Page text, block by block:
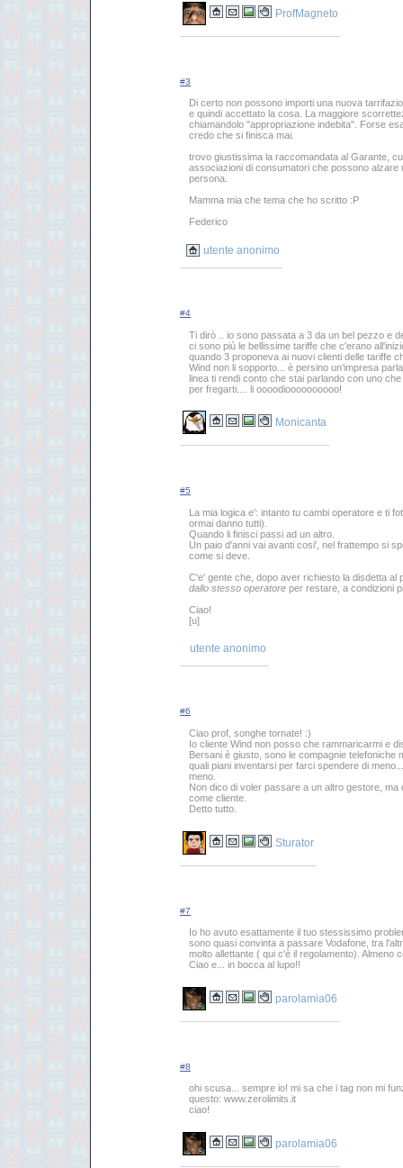
ProfMagneto
#3
Di certo non possono importi una nuova
e quindi accettato la cosa. La maggiore
chiamandolo "appropriazione indebita". Forse
credo che si finisca mai.
trovo giustissima la raccomandata al Garante,
associazioni di consumatori che possono alzare
persona.
Mamma mia che tema che ho scritto :P
Federico
utente anonimo
#4
Ti dirò .. io sono passata a 3 da un bel pezzo e
ci sono più le bellissime tariffe che c'erano
quando 3 proponeva ai nuovi clienti delle tariffe
Wind non li sopporto... è persino un'impresa
linea ti rendi conto che stai parlando con uno
per fregarti.... li oooodioooooooooo!
Monicanta
#5
La mia logica e': intanto tu cambi operatore e ti
ormai danno tutti).
Quando li finisci passi ad un altro.
Un paio d'anni vai avanti cosi', nel frattempo si
come si deve.
C'e' gente che, dopo aver richiesto la disdetta al
dallo stesso operatore per restare, a condizioni
Ciao!
[u]
utente anonimo
#6
Ciao prof, songhe tornate! :)
Io cliente Wind non posso che rammaricarmi e
Bersani è giusto, sono le compagnie telefoniche
quali piani inventarsi per farci spendere di
meno.
Non dico di voler passare a un altro gestore,
come cliente.
Detto tutto.
Sturator
#7
Io ho avuto esattamente il tuo stessissimo
sono quasi convinta a passare Vodafone, tra
molto allettante ( qui c'è il regolamento). Almeno
Ciao e... in bocca al lupo!!
parolamia06
#8
ohi scusa... sempre io! mi sa che i tag non mi
questo: www.zerolimits.it
ciao!
parolamia06